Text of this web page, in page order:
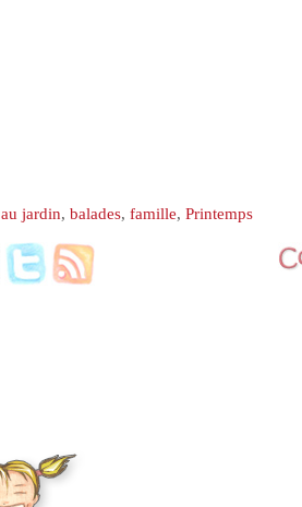
au jardin, balades, famille, Printemps